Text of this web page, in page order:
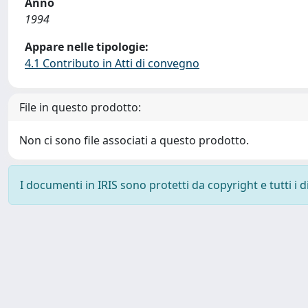
1994
Appare nelle tipologie:
4.1 Contributo in Atti di convegno
File in questo prodotto:
Non ci sono file associati a questo prodotto.
I documenti in IRIS sono protetti da copyright e tutti i